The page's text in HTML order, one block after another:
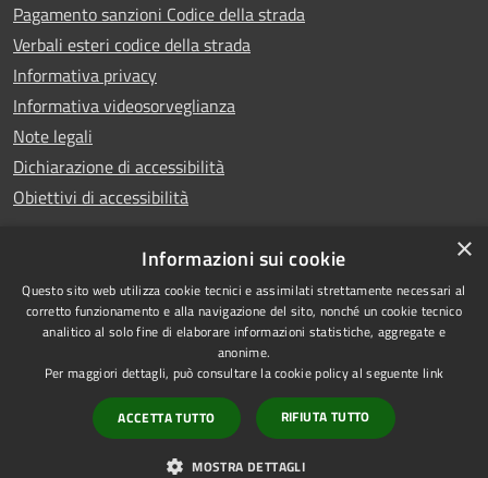
Pagamento sanzioni Codice della strada
Verbali esteri codice della strada
Informativa privacy
Informativa videosorveglianza
Note legali
Dichiarazione di accessibilità
Obiettivi di accessibilità
RSS
Accessibilità
Privacy
Mappa del sito
Copyright © 2026 • Comune di
Piove di Sacco • Powered by
Municipium•Accesso
redazione
×
Informazioni sui cookie
Questo sito web utilizza cookie tecnici e assimilati strettamente necessari al
corretto funzionamento e alla navigazione del sito, nonché un cookie tecnico
analitico al solo fine di elaborare informazioni statistiche, aggregate e
anonime.
Per maggiori dettagli, può consultare la cookie policy al seguente link
ACCETTA TUTTO RIFIUTA TUTTO
MOSTRA DETTAGLI